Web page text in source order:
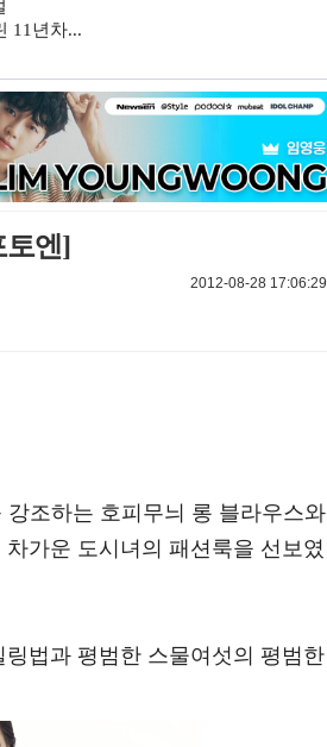
11년차...
엔]
2012-08-28 17:06:29
조하는 호피무늬 롱 블라우스와
가운 도시녀의 패션룩을 선보였
법과 평범한 스물여섯의 평범한